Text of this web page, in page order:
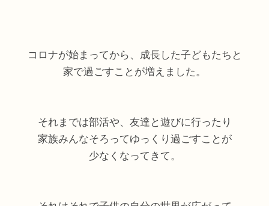
コロナが始まってから、成長した子どもたちと
家で過ごすことが増えました。
それまでは部活や、友達と遊びに行ったり
家族みんなそろってゆっくり過ごすことが
少なくなってきて。